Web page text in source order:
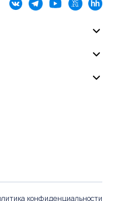
конфиденциальности